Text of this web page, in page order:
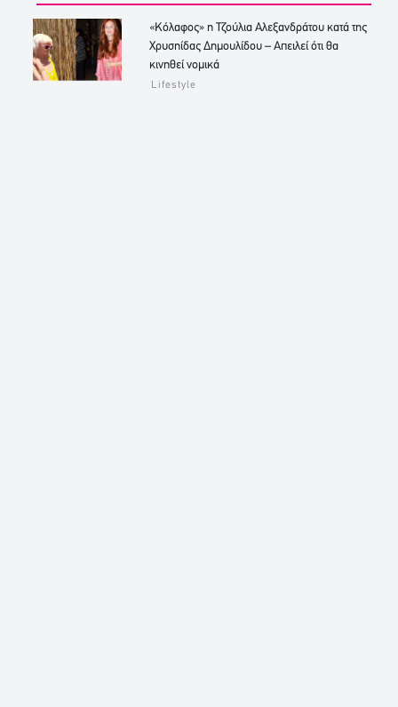
«Κόλαφος» η Τζούλια Αλεξανδράτου κατά της
Χρυσηίδας Δημουλίδου – Απειλεί ότι θα
κινηθεί νομικά
Lifestyle